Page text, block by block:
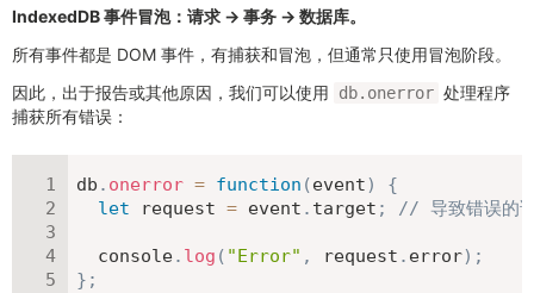
IndexedDB 事件冒泡：请求 → 事务 → 数据库。
所有事件都是 DOM 事件，有捕获和冒泡，但通常只使用冒泡阶段。
因此，出于报告或其他原因，我们可以使用
db.onerror 处理程序
捕获所有错误：
db . onerror = function (event)
{
let request = event . target ; // 导致错误的
  console
. log ( "Error" , request . error) ;
} ;